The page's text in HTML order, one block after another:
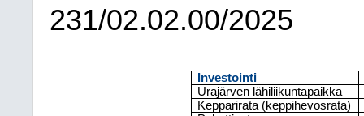
231/02.02.00/2025
Investointi
Urajärven lähiliikuntapaikka
Kepparirata (keppihevosrata)